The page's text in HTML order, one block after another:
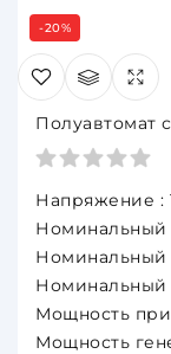
-20%
Полуавтомат
Напряжение :
Номинальный
Номинальный
Номинальный
Мощность при
Мощность